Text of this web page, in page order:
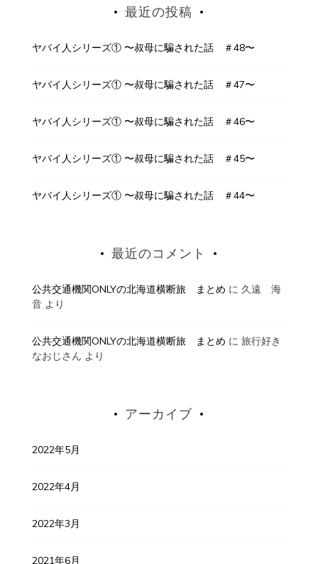
最近の投稿
ヤバイ人シリーズ① 〜叔母に騙された話 ＃48〜
ヤバイ人シリーズ① 〜叔母に騙された話 ＃47〜
ヤバイ人シリーズ① 〜叔母に騙された話 ＃46〜
ヤバイ人シリーズ① 〜叔母に騙された話 ＃45〜
ヤバイ人シリーズ① 〜叔母に騙された話 ＃44〜
最近のコメント
公共交通機関ONLYの北海道横断旅 まとめ に 久遠 海
音より
公共交通機関ONLYの北海道横断旅 まとめ に 旅行好き
なおじさん より
アーカイブ
2022年5月
2022年4月
2022年3月
2021年6月